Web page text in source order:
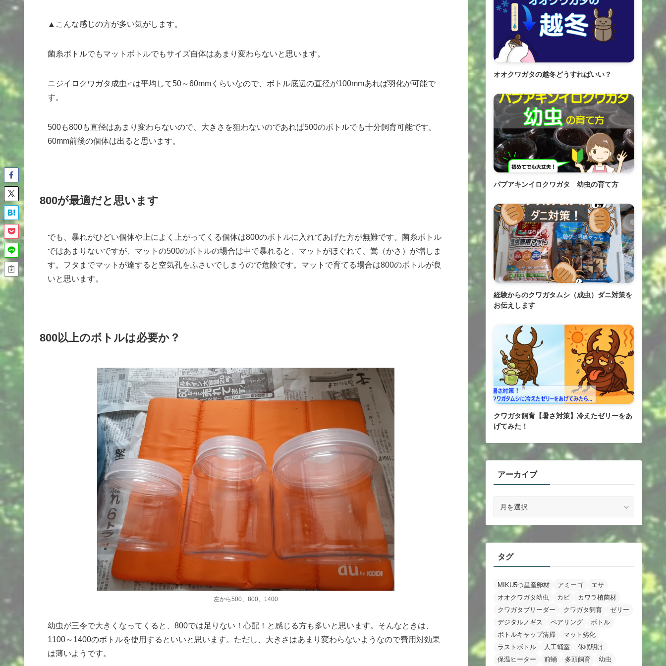
▲こんな感じの方が多い気がします。
菌糸ボトルでもマットボトルでもサイズ自体はあまり変わらないと思います。
ニジイロクワガタ成虫♂は平均して50～60mmくらいなので、ボトル底辺の直径が100mmあれば羽化が可能で
す。
500も800も直径はあまり変わらないので、大きさを狙わないのであれば500のボトルでも十分飼育可能です。
60mm前後の個体は出ると思います。
800が最適だと思います
でも、暴れがひどい個体や上によく上がってくる個体は800のボトルに入れてあげた方が無難です。菌糸ボトル
ではあまりないですが、マットの500のボトルの場合は中で暴れると、マットがほぐれて、嵩（かさ）が増しま
す。フタまでマットが達すると空気孔をふさいでしまうので危険です。マットで育てる場合は800のボトルが良
いと思います。
800以上のボトルは必要か？
左から500、800、1400
幼虫が三令で大きくなってくると、800では足りない！心配！と感じる方も多いと思います。そんなときは、
1100～1400のボトルを使用するといいと思います。ただし、大きさはあまり変わらないようなので費用対効果
は薄いようです。
オオクワガタの越冬どうすればいい？
パプアキンイロクワガタ 幼虫の育て方
経験からのクワガタムシ（成虫）ダニ対策を
お伝えします
クワガタ飼育【暑さ対策】冷えたゼリーをあ
げてみた！
アーカイブ
ブ
タグ
MIKU5つ星産卵材 アミーゴ
エサ
オオクワガタ幼虫
カビ
カワラ植菌材
クワガタブリーダー
クワガタ飼育
ゼリー
デジタルノギス
ペアリング
ボトル
ボトルキャップ清掃
マット劣化
ラストボトル
人工蛹室
休眠明け
保温ヒーター
前蛹 多頭飼育 幼虫